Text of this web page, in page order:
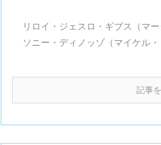
リロイ・ジェスロ・ギブス（マ
ソニー・ディノッゾ（マイケル
記事